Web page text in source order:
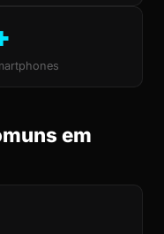
em